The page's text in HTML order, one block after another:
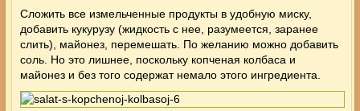
Сложить все измельченные продукты в удобную миску,
добавить кукурузу (жидкость с нее, разумеется, заранее
слить), майонез, перемешать. По желанию можно добавить
соль. Но это лишнее, поскольку копченая колбаса и
майонез и без того содержат немало этого ингредиента.